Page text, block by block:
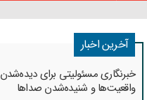
آخرین اخبار
خبرنگاری مسئولیتی برای دیده‌شدن
واقعیت‌ها و شنیده‌شدن صداها